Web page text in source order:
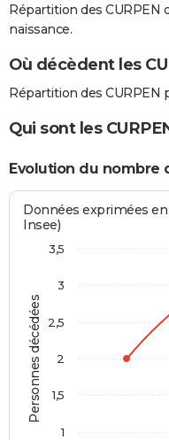
Répartition des CURPEN
naissance.
Où décèdent les
Répartition des CURPEN
Qui sont les
Evolution du nombre
Personnes décédées
Données exprimées
Insee)
1
1,5
2
2,5
3
3,5